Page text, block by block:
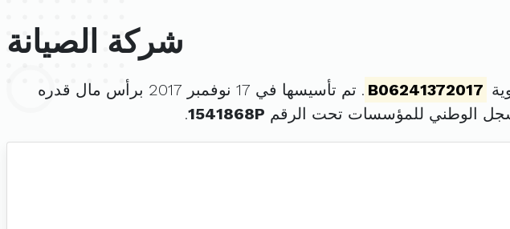
شركة الصيانة
B06241372017 . تم تأسيسها في 17 نوفمبر 2017 برأس مال قدره
الوطني للمؤسسات تحت الرقم 1541868P
.